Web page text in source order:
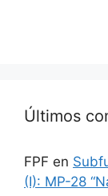
Últimos
FPF en
(I): MP-28